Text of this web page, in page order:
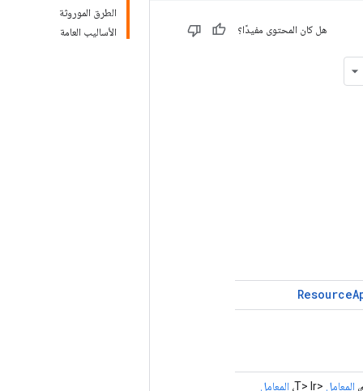
الطرق الموروثة
الأساليب العامة
هل كان المحتوى مفيدًا؟
Resource
المعامل <T> lr، المعامل